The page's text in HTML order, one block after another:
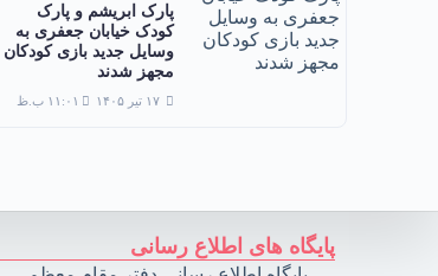
پارک ابریشم و پارک
کودک خیابان جعفری به
وسایل جدید بازی کودکان
مجهز شدند
۱۷ تیر ۱۴۰۵ ۱۱:۰۱ ب.ظ
پایگاه های اطلاع رسانی